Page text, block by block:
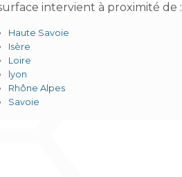
intervient à proximité de :
Haute Savoie
Isère
Loire
lyon
Rhône Alpes
Savoie